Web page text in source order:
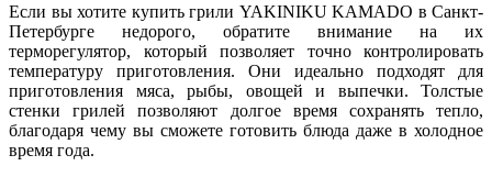
Если вы хотите купить грили YAKINIKU KAMADO в Санкт-
Петербурге недорого, обратите внимание на их
терморегулятор, который позволяет точно контролировать
температуру приготовления. Они идеально подходят для
приготовления мяса, рыбы, овощей и выпечки. Толстые
стенки грилей позволяют долгое время сохранять тепло,
благодаря чему вы сможете готовить блюда даже в холодное
время года.